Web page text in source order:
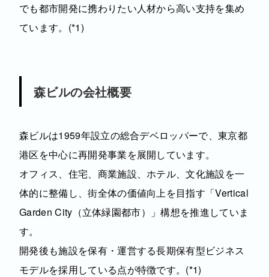
でも都市開発に携わりたい人材から高い支持を集め
ています。(*1)
森ビルの会社概要
森ビルは1959年設立の総合デベロッパーで、東京都
港区を中心に再開発事業を展開しています。
オフィス、住宅、商業施設、ホテル、文化施設を一
体的に整備し、街全体の価値向上を目指す「Vertical
Garden City（立体緑園都市）」構想を推進していま
す。
開発後も施設を保有・運営する長期保有型ビジネス
モデルを採用している点が特徴です。(*1)